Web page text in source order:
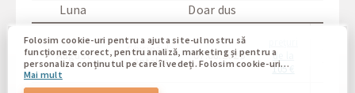
Luna Doar dus
August
Chișinăul
- Antalya
07.08.2026
de la
105 €
Folosim cookie-uri pentru a ajuta site-ul nostru să
funcționeze corect, pentru analiză, marketing și pentru a
personaliza conținutul pe care îl vedeți. Folosim cookie-uri
pentru a vă deosebi de alți utilizatori ai site-ului nostru.
Înțelegerea modului în care utilizați site-ul nostru ne ajută
Mai mult